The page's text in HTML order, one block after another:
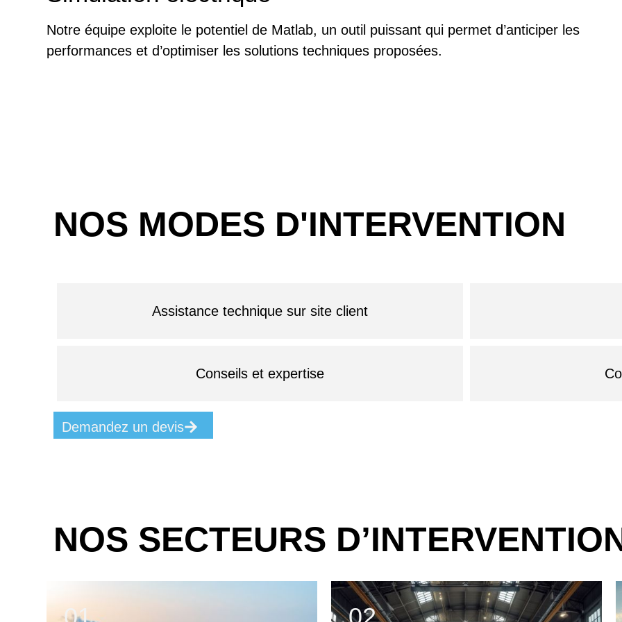
Notre équipe exploite le potentiel de Matlab, un outil puissant qui permet d’anticiper les
performances et d’optimiser les solutions techniques proposées.
NOS MODES D'INTERVENTION
Assistance technique sur site client
Conseils et expertise
Demandez un devis
NOS SECTEURS